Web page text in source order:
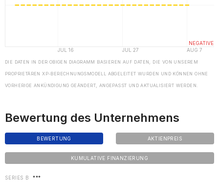
DIE DATEN IN DER OBIGEN DIAGRAMM BASIEREN AUF DATEN, DIE VON UNSEREM
PROPRIETÄREN XP-BERECHNUNGSMODELL ABGELEITET WURDEN UND KÖNNEN OHNE
VORHERIGE ANKÜNDIGUNG GEÄNDERT, ANGEPASST UND AKTUALISIERT WERDEN.
Bewertung des Unternehmens
BEWERTUNG AKTIENPREIS
KUMULATIVE FINANZIERUNG
SERIES B ***